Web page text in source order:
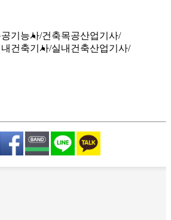
기능사 건축목공산업기사
건축기사 실내건축산업기사